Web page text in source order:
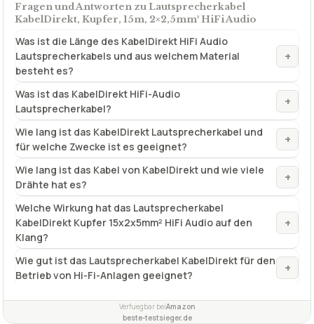
Fragen und Antworten zu Lautsprecherkabel
KabelDirekt, Kupfer, 15m, 2×2,5mm² HiFi Audio
Was ist die Länge des KabelDirekt HiFi Audio
Lautsprecherkabels und aus welchem Material
besteht es?
+
Was ist das KabelDirekt HiFi-Audio
Lautsprecherkabel?
+
Wie lang ist das KabelDirekt Lautsprecherkabel und
für welche Zwecke ist es geeignet?
+
Wie lang ist das Kabel von KabelDirekt und wie viele
Drähte hat es?
+
Welche Wirkung hat das Lautsprecherkabel
KabelDirekt Kupfer 15x2x5mm² HiFi Audio auf den
Klang?
+
Wie gut ist das Lautsprecherkabel KabelDirekt für den
Betrieb von Hi-Fi-Anlagen geeignet?
+
Verfuegbar beiAmazon
beste-testsieger.de